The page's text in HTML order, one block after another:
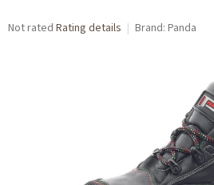
The
Not rated Rating details Brand: Panda